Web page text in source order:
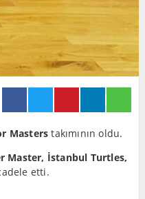
Masters takımının oldu.
Master, İstanbul Turtles,
etti.